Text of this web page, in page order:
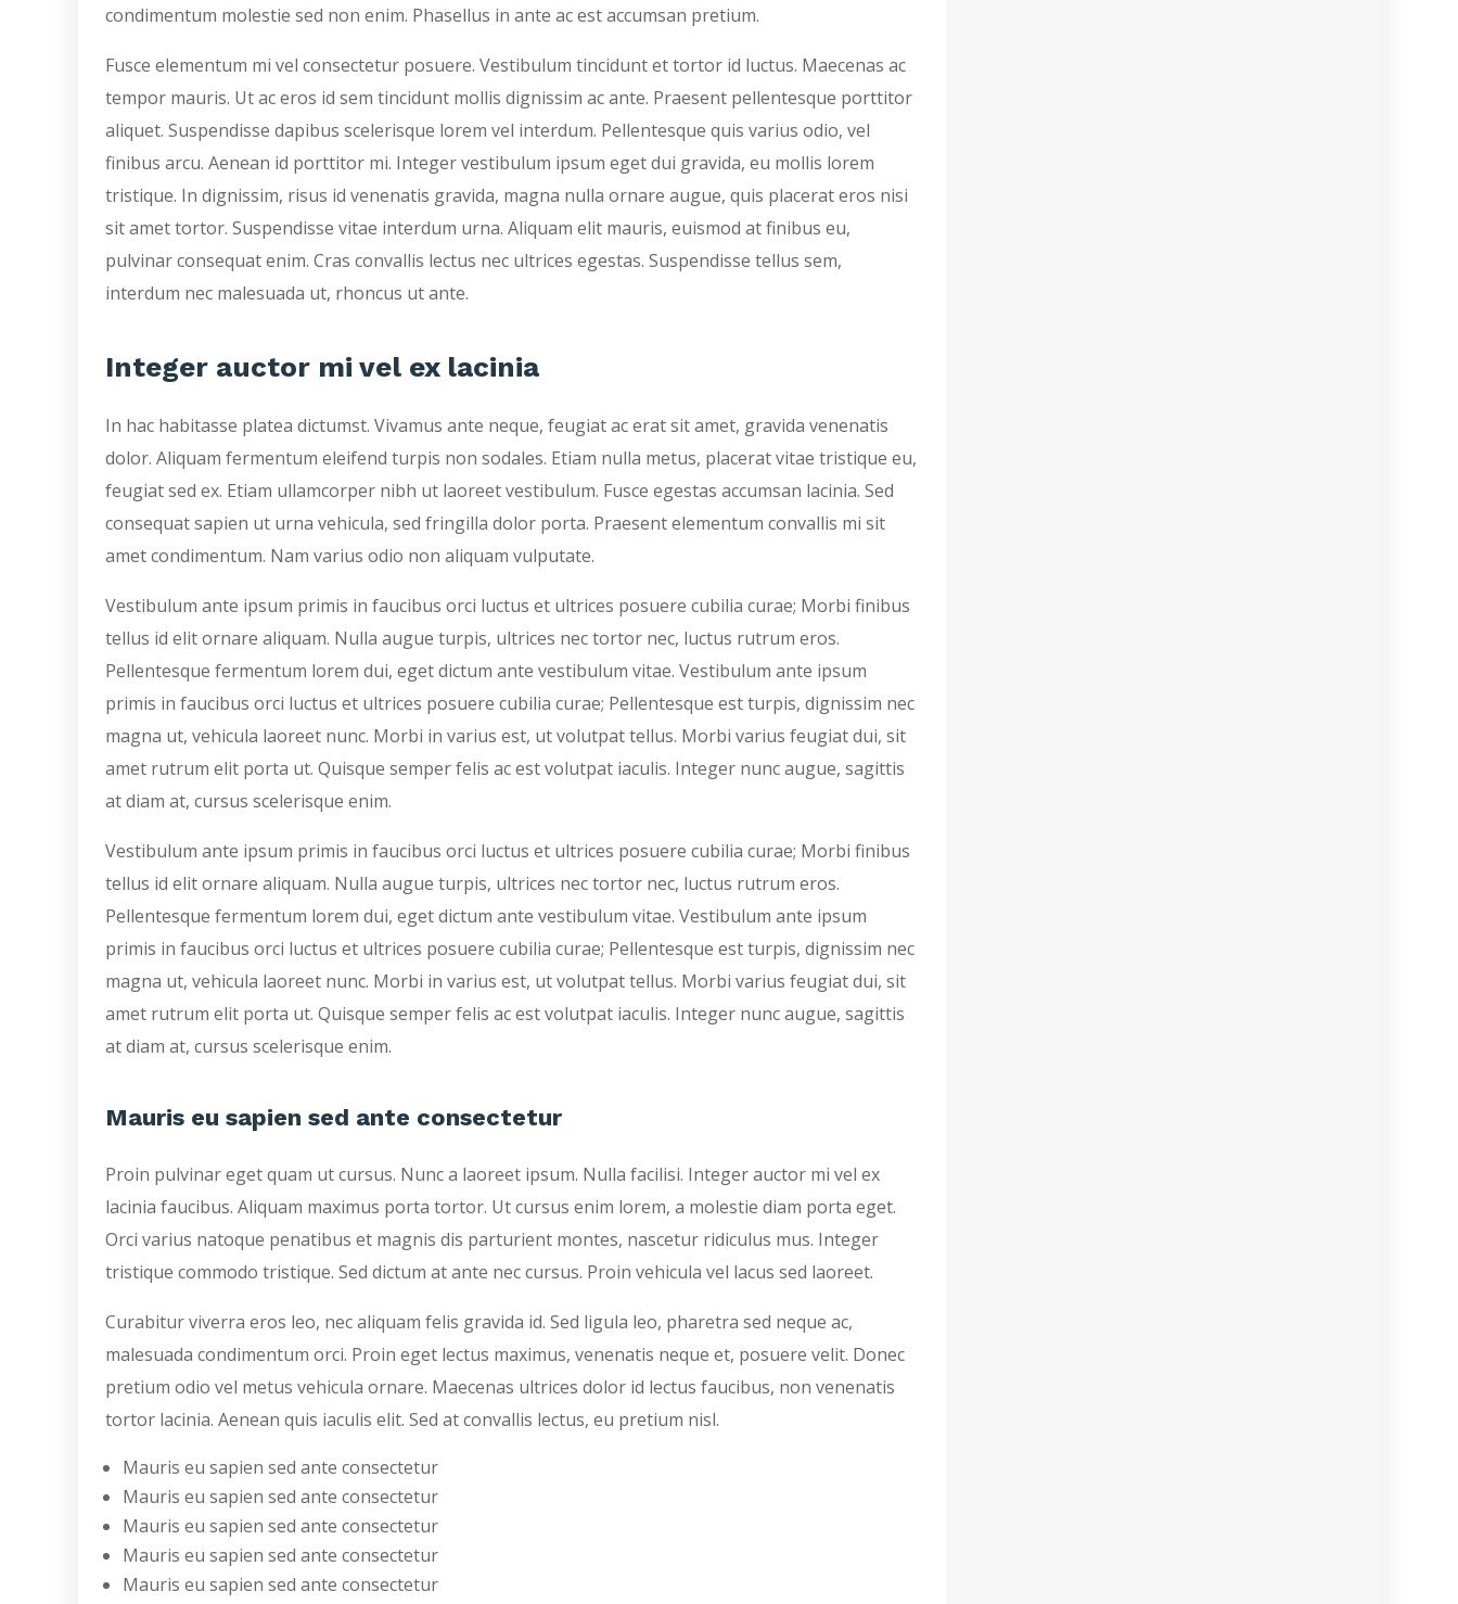
condimentum molestie sed non enim. Phasellus in ante ac est accumsan pretium.
Fusce elementum mi vel consectetur posuere. Vestibulum tincidunt et tortor id luctus. Maecenas ac
tempor mauris. Ut ac eros id sem tincidunt mollis dignissim ac ante. Praesent pellentesque porttitor
aliquet. Suspendisse dapibus scelerisque lorem vel interdum. Pellentesque quis varius odio, vel
finibus arcu. Aenean id porttitor mi. Integer vestibulum ipsum eget dui gravida, eu mollis lorem
tristique. In dignissim, risus id venenatis gravida, magna nulla ornare augue, quis placerat eros nisi
sit amet tortor. Suspendisse vitae interdum urna. Aliquam elit mauris, euismod at finibus eu,
pulvinar consequat enim. Cras convallis lectus nec ultrices egestas. Suspendisse tellus sem,
interdum nec malesuada ut, rhoncus ut ante.
Integer auctor mi vel ex lacinia
In hac habitasse platea dictumst. Vivamus ante neque, feugiat ac erat sit amet, gravida venenatis
dolor. Aliquam fermentum eleifend turpis non sodales. Etiam nulla metus, placerat vitae tristique eu,
feugiat sed ex. Etiam ullamcorper nibh ut laoreet vestibulum. Fusce egestas accumsan lacinia. Sed
consequat sapien ut urna vehicula, sed fringilla dolor porta. Praesent elementum convallis mi sit
amet condimentum. Nam varius odio non aliquam vulputate.
Vestibulum ante ipsum primis in faucibus orci luctus et ultrices posuere cubilia curae; Morbi finibus
tellus id elit ornare aliquam. Nulla augue turpis, ultrices nec tortor nec, luctus rutrum eros.
Pellentesque fermentum lorem dui, eget dictum ante vestibulum vitae. Vestibulum ante ipsum
primis in faucibus orci luctus et ultrices posuere cubilia curae; Pellentesque est turpis, dignissim nec
magna ut, vehicula laoreet nunc. Morbi in varius est, ut volutpat tellus. Morbi varius feugiat dui, sit
amet rutrum elit porta ut. Quisque semper felis ac est volutpat iaculis. Integer nunc augue, sagittis
at diam at, cursus scelerisque enim.
Vestibulum ante ipsum primis in faucibus orci luctus et ultrices posuere cubilia curae; Morbi finibus
tellus id elit ornare aliquam. Nulla augue turpis, ultrices nec tortor nec, luctus rutrum eros.
Pellentesque fermentum lorem dui, eget dictum ante vestibulum vitae. Vestibulum ante ipsum
primis in faucibus orci luctus et ultrices posuere cubilia curae; Pellentesque est turpis, dignissim nec
magna ut, vehicula laoreet nunc. Morbi in varius est, ut volutpat tellus. Morbi varius feugiat dui, sit
amet rutrum elit porta ut. Quisque semper felis ac est volutpat iaculis. Integer nunc augue, sagittis
at diam at, cursus scelerisque enim.
Mauris eu sapien sed ante consectetur
Proin pulvinar eget quam ut cursus. Nunc a laoreet ipsum. Nulla facilisi. Integer auctor mi vel ex
lacinia faucibus. Aliquam maximus porta tortor. Ut cursus enim lorem, a molestie diam porta eget.
Orci varius natoque penatibus et magnis dis parturient montes, nascetur ridiculus mus. Integer
tristique commodo tristique. Sed dictum at ante nec cursus. Proin vehicula vel lacus sed laoreet.
Curabitur viverra eros leo, nec aliquam felis gravida id. Sed ligula leo, pharetra sed neque ac,
malesuada condimentum orci. Proin eget lectus maximus, venenatis neque et, posuere velit. Donec
pretium odio vel metus vehicula ornare. Maecenas ultrices dolor id lectus faucibus, non venenatis
tortor lacinia. Aenean quis iaculis elit. Sed at convallis lectus, eu pretium nisl.
Mauris eu sapien sed ante consectetur
Mauris eu sapien sed ante consectetur
Mauris eu sapien sed ante consectetur
Mauris eu sapien sed ante consectetur
Mauris eu sapien sed ante consectetur